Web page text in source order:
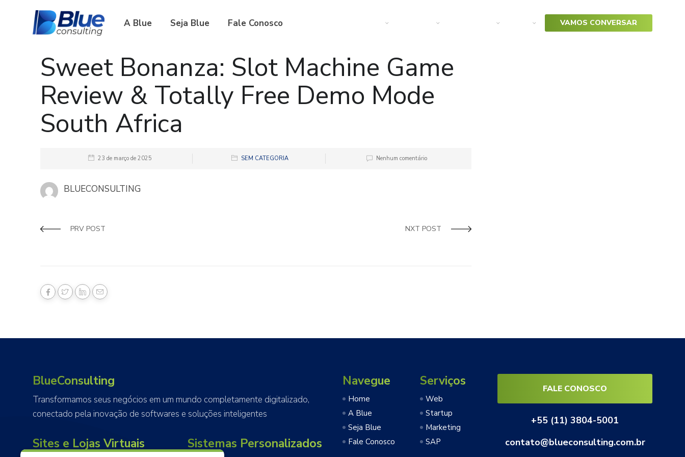
A Blue Seja Blue Fale Conosco VAMOS CONVERSAR
Sweet Bonanza: Slot Machine Game
Review & Totally Free Demo Mode
South Africa
23 de março de 2025 SEM CATEGORIA Nenhum comentário
BLUECONSULTING
PRV POST NXT POST
BlueConsulting
Transformamos seus negócios em um mundo completamente digitalizado,
conectado pela inovação de softwares e soluções inteligentes
Sites e Lojas Virtuais Sistemas Personalizados
Navegue
Home
A Blue
Seja Blue
Fale Conosco
Serviços
Web
Startup
Marketing
SAP
FALE CONOSCO
+55 (11) 3804-5001
contato@blueconsulting.com.br